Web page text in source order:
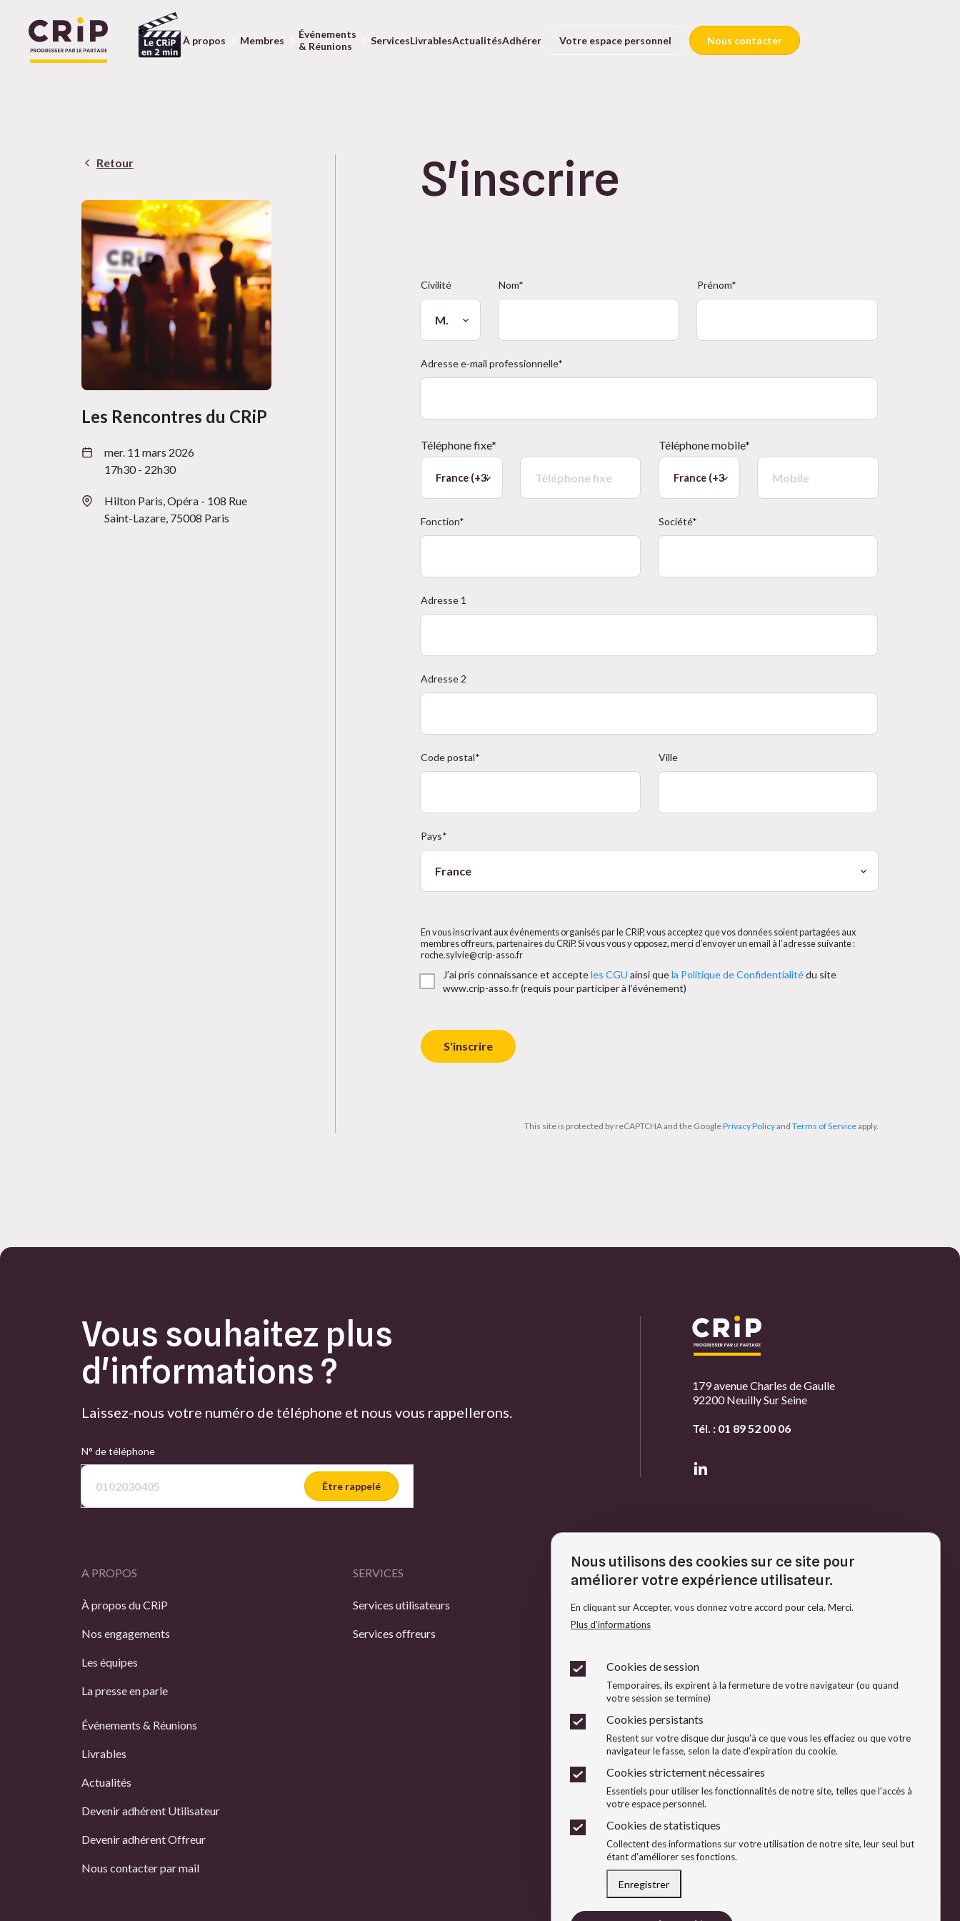
Aller au contenu principal
À propos Membres
Événements
& Réunions
ServicesLivrablesActualitésAdhérer Votre espace personnel Nous contacter
Retour
Les Rencontres du CRiP
mer. 11 mars 2026
17h30 - 22h30
Hilton Paris, Opéra - 108 Rue
Saint-Lazare, 75008 Paris
S'inscrire
Civilité Nom* Prénom*
Adresse e-mail professionnelle*
Téléphone fixe* Téléphone mobile*
Fonction* Société*
Adresse 1
Adresse 2
Code postal* Ville
Pays*
En vous inscrivant aux événements organisés par le CRiP, vous acceptez que vos données soient partagées aux
membres offreurs, partenaires du CRiP. Si vous vous y opposez, merci d’envoyer un email à l’adresse suivante :
roche.sylvie@crip-asso.fr
J’ai pris connaissance et accepteles CGU ainsi quela Politique de Confidentialitédu site
www.crip-asso.fr (requis pour participer à l’événement)
S'inscrire
This site is protected by reCAPTCHA and the GooglePrivacy Policyand Terms of Serviceapply.
Vous souhaitez plus
d'informations ?
Laissez-nous votre numéro de téléphone et nous vous rappellerons.
N° de téléphone
Être rappelé
179 avenue Charles de Gaulle
92200 Neuilly Sur Seine
Tél. : 01 89 52 00 06
A PROPOS
À propos du CRiP
Nos engagements
Les équipes
La presse en parle
SERVICES
Services utilisateurs
Services offreurs
MEMBRES
Collège Utilisateurs
Collège Offreurs
Événements & Réunions
Livrables
Actualités
Devenir adhérent Utilisateur
Devenir adhérent Offreur
Nous contacter par mail
Nous utilisons des cookies sur ce site pour
améliorer votre expérience utilisateur.
En cliquant sur Accepter, vous donnez votre accord pour cela. Merci.
Plus d'informations
Cookies de session
Temporaires, ils expirent à la fermeture de votre navigateur (ou quand
votre session se termine)
Cookies persistants
Restent sur votre disque dur jusqu'à ce que vous les effaciez ou que votre
navigateur le fasse, selon la date d'expiration du cookie.
Cookies strictement nécessaires
Essentiels pour utiliser les fonctionnalités de notre site, telles que l'accès à
votre espace personnel.
Cookies de statistiques
Collectent des informations sur votre utilisation de notre site, leur seul but
étant d'améliorer ses fonctions.
Enregistrer